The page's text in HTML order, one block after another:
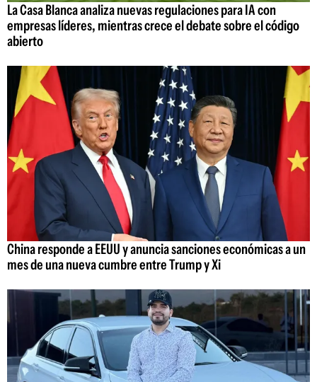
La Casa Blanca analiza nuevas regulaciones para IA con
empresas líderes, mientras crece el debate sobre el código
abierto
China responde a EEUU y anuncia sanciones económicas a un
mes de una nueva cumbre entre Trump y Xi